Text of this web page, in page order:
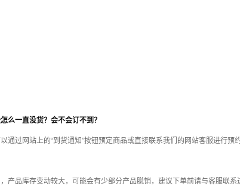
么一直没货？会不会订不到？
过网站上的“到货通知”按钮预定商品或直接联系我们的网站客服进行预约
产品库存变动较大，可能会有少部分产品脱销，建议下单前请与客服联